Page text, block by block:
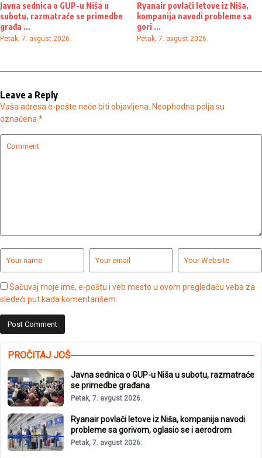
Javna sednica o GUP-u Niša u
subotu, razmatraće se primedbe
građa ...
Petak, 7. avgust 2026.
Ryanair povlači letove iz Niša,
kompanija navodi probleme sa
gori ...
Petak, 7. avgust 2026.
Leave a Reply
Vaša adresa e-pošte neće biti objavljena. Neophodna polja su
označena *
Sačuvaj moje ime, e-poštu i veb mesto u ovom pregledaču veba za
sledeći put kada komentarišem.
PROČITAJ JOŠ
Javna sednica o GUP-u Niša u subotu, razmatraće
se primedbe građana
Petak, 7. avgust 2026.
Ryanair povlači letove iz Niša, kompanija navodi
probleme sa gorivom, oglasio se i aerodrom
Petak, 7. avgust 2026.